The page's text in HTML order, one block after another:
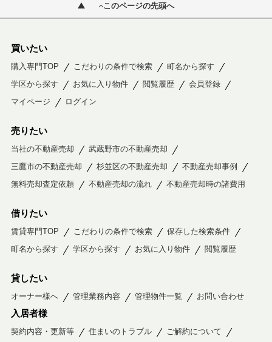
このページの先頭へ
買いたい
購入専門TOP こだわりの条件で検索
町名から探す
学区から探す
お気に入り物件 閲覧履歴
会員登録
マイページ
ログイン
売りたい
当社の不動産売却
武蔵野市の不動産売却
三鷹市の不動産売却
杉並区の不動産売却
不動産売却事例
無料売却査定依頼
不動産売却の流れ 不動産売却時の諸費用
借りたい
賃貸専門TOP こだわりの条件で検索
保存した検索条件
町名から探す
学区から探す お気に入り物件 閲覧履歴
貸したい
オーナー様へ 管理業務内容 管理物件一覧 お問い合わせ
入居者様
契約内容・更新等 住まいのトラブル
ご解約について